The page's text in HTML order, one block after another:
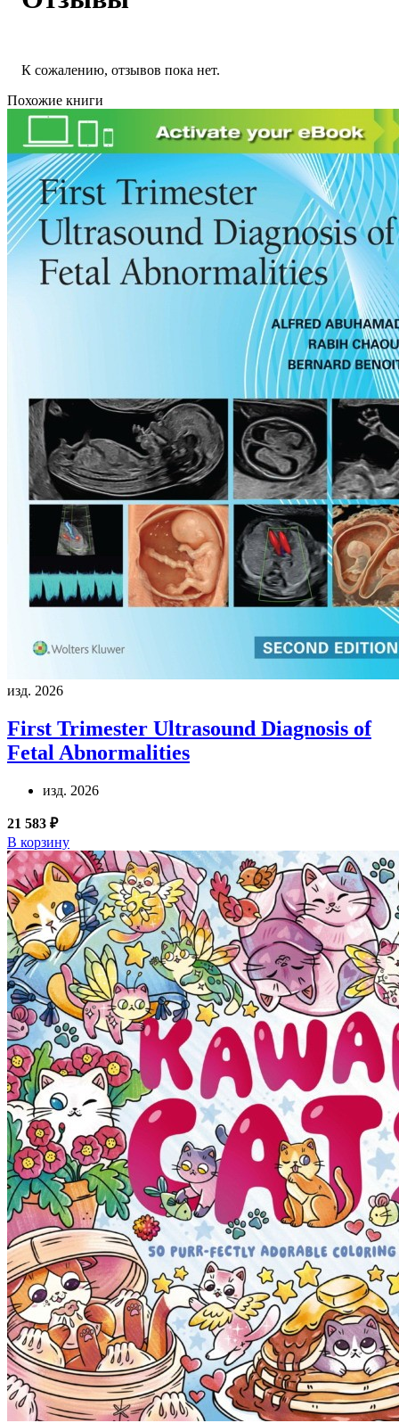
К сожалению, отзывов пока нет.
Похожие книги
изд. 2026
First Trimester Ultrasound Diagnosis of
Fetal Abnormalities
изд. 2026
21 583 ₽
В корзину